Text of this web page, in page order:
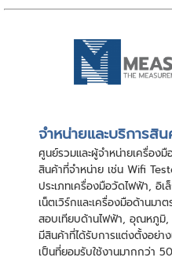
จําหน่ายและบริการสิน
ศูนย์รวมและผู้จําหน่ายเครื่อ
สินค้าที่จําหน่าย เช่น Wifi
ประเภทเครื่องมือวัดไฟฟ้า, อิ
เน็ตเวิร์กและเครื่องมือด้านมา
สอบเทียบด้านไฟฟ้า, อุณหภูมิ,
มีสินค้าที่ได้รับการแต่งตั้งอย่าง
เป็นที่ยอมรับใช้งานมากกว่า